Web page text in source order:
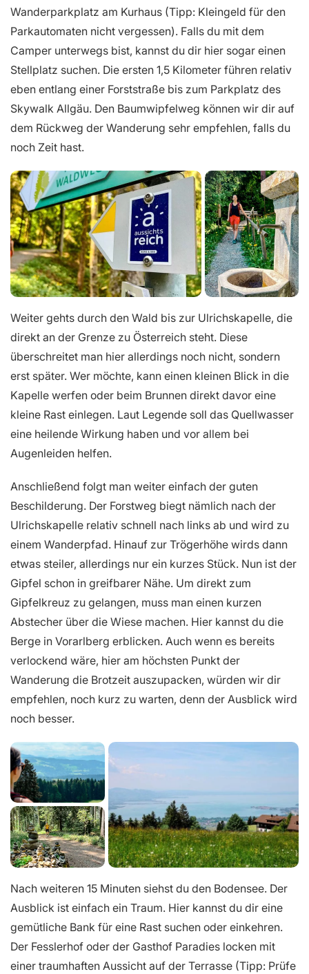
Wanderparkplatz am Kurhaus (Tipp: Kleingeld für den
Parkautomaten nicht vergessen). Falls du mit dem
Camper unterwegs bist, kannst du dir hier sogar einen
Stellplatz suchen. Die ersten 1,5 Kilometer führen relativ
eben entlang einer Forststraße bis zum Parkplatz des
Skywalk Allgäu. Den Baumwipfelweg können wir dir auf
dem Rückweg der Wanderung sehr empfehlen, falls du
noch Zeit hast.
Weiter gehts durch den Wald bis zur Ulrichskapelle, die
direkt an der Grenze zu Österreich steht. Diese
überschreitet man hier allerdings noch nicht, sondern
erst später. Wer möchte, kann einen kleinen Blick in die
Kapelle werfen oder beim Brunnen direkt davor eine
kleine Rast einlegen. Laut Legende soll das Quellwasser
eine heilende Wirkung haben und vor allem bei
Augenleiden helfen.
Anschließend folgt man weiter einfach der guten
Beschilderung. Der Forstweg biegt nämlich nach der
Ulrichskapelle relativ schnell nach links ab und wird zu
einem Wanderpfad. Hinauf zur Trögerhöhe wirds dann
etwas steiler, allerdings nur ein kurzes Stück. Nun ist der
Gipfel schon in greifbarer Nähe. Um direkt zum
Gipfelkreuz zu gelangen, muss man einen kurzen
Abstecher über die Wiese machen. Hier kannst du die
Berge in Vorarlberg erblicken. Auch wenn es bereits
verlockend wäre, hier am höchsten Punkt der
Wanderung die Brotzeit auszupacken, würden wir dir
empfehlen, noch kurz zu warten, denn der Ausblick wird
noch besser.
Nach weiteren 15 Minuten siehst du den Bodensee. Der
Ausblick ist einfach ein Traum. Hier kannst du dir eine
gemütliche Bank für eine Rast suchen oder einkehren.
Der Fesslerhof oder der Gasthof Paradies locken mit
einer traumhaften Aussicht auf der Terrasse (Tipp: Prüfe